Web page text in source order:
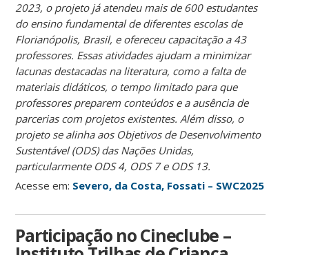
2023, o projeto já atendeu mais de 600 estudantes
do ensino fundamental de diferentes escolas de
Florianópolis, Brasil, e ofereceu capacitação a 43
professores. Essas atividades ajudam a minimizar
lacunas destacadas na literatura, como a falta de
materiais didáticos, o tempo limitado para que
professores preparem conteúdos e a ausência de
parcerias com projetos existentes. Além disso, o
projeto se alinha aos Objetivos de Desenvolvimento
Sustentável (ODS) das Nações Unidas,
particularmente ODS 4, ODS 7 e ODS 13.
Acesse em: Severo, da Costa, Fossati – SWC2025
Participação no Cineclube –